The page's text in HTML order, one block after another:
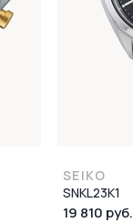
SEIKO
SNKL23K1
19 810 руб.